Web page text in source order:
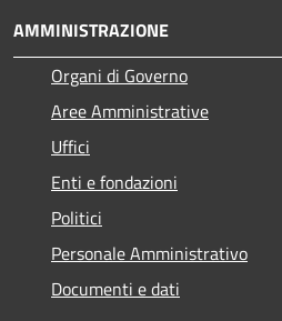
AMMINISTRAZIONE
Organi di Governo
Aree Amministrative
Uffici
Enti e fondazioni
Politici
Personale Amministrativo
Documenti e dati